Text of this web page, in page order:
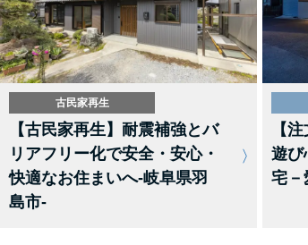
古民家再生
【古民家再生】耐震補強とバ
リアフリー化で安全・安心・
快適なお住まいへ-岐阜県羽
島市-
【
遊び
宅－